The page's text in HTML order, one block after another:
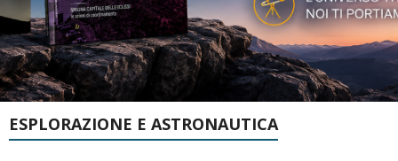
ESPLORAZIONE E ASTRONAUTICA